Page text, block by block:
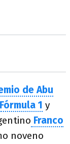
de Abu
Fórmula 1 y
Franco
noveno